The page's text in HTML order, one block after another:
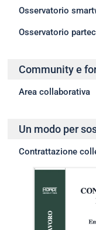
Osservatorio
Osservatorio
Community e
Area collaborativa
Un modo per
Contrattazione